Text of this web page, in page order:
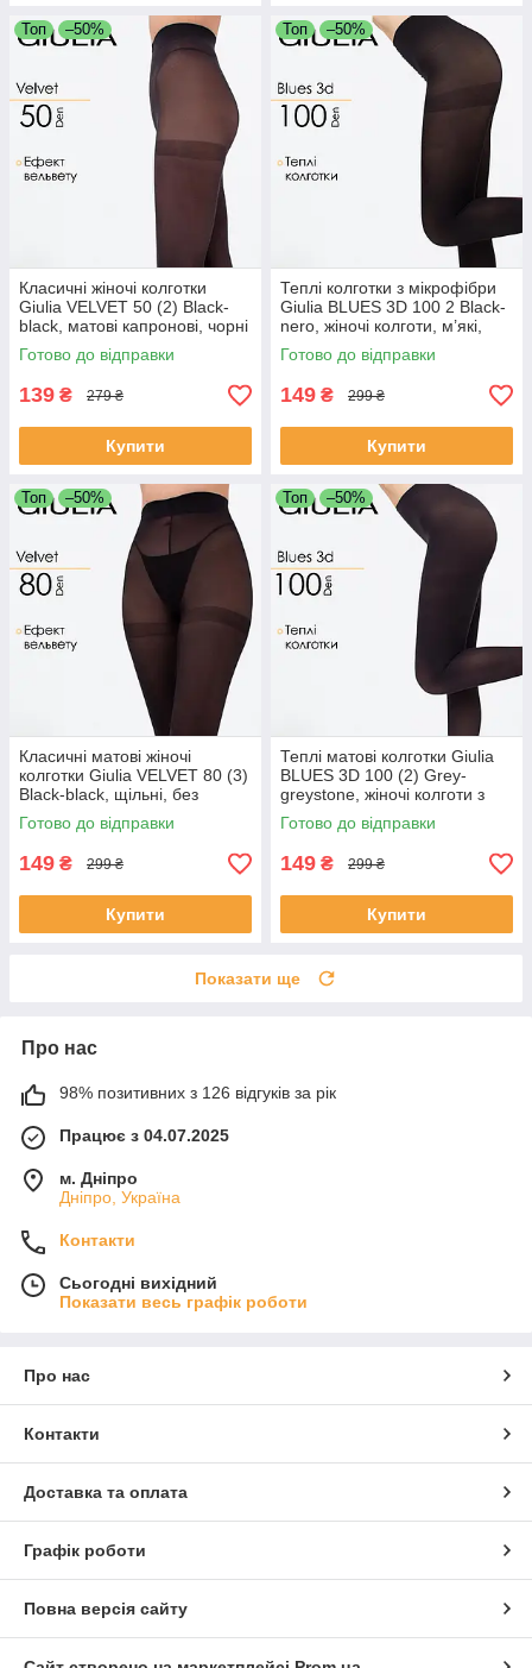
Топ –50%
Класичні жіночі колготки
Giulia VELVET 50 (2) Black-
black, матові капронові, чорні
Готово до відправки
139 ₴ 279 ₴
Купити
Топ –50%
Теплі колготки з мікрофібри
Giulia BLUES 3D 100 2 Black-
nero, жіночі колготи, м’які,
зимові
Готово до відправки
149 ₴ 299 ₴
Купити
Топ –50%
Класичні матові жіночі
колготки Giulia VELVET 80 (3)
Black-black, щільні, без
блиску, чорні, капронові
колготи
Готово до відправки
149 ₴ 299 ₴
Купити
Топ –50%
Теплі матові колготки Giulia
BLUES 3D 100 (2) Grey-
greystone, жіночі колготи з
м'якої мікрофібри, сірі
Готово до відправки
149 ₴ 299 ₴
Купити
Показати ще
Про нас
98% позитивних з 126 відгуків за рік
Працює з 04.07.2025
м. Дніпро
Дніпро, Україна
Контакти
Сьогодні вихідний
Показати весь графік роботи
Про нас
Контакти
Доставка та оплата
Графік роботи
Повна версія сайту